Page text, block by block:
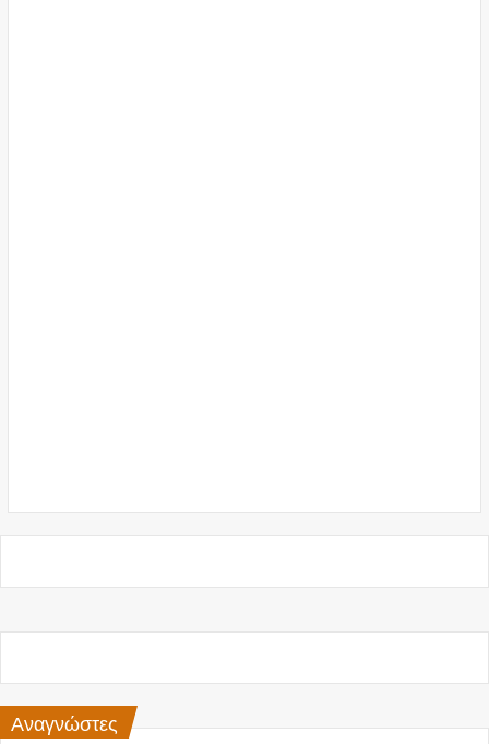
Αναγνώστες